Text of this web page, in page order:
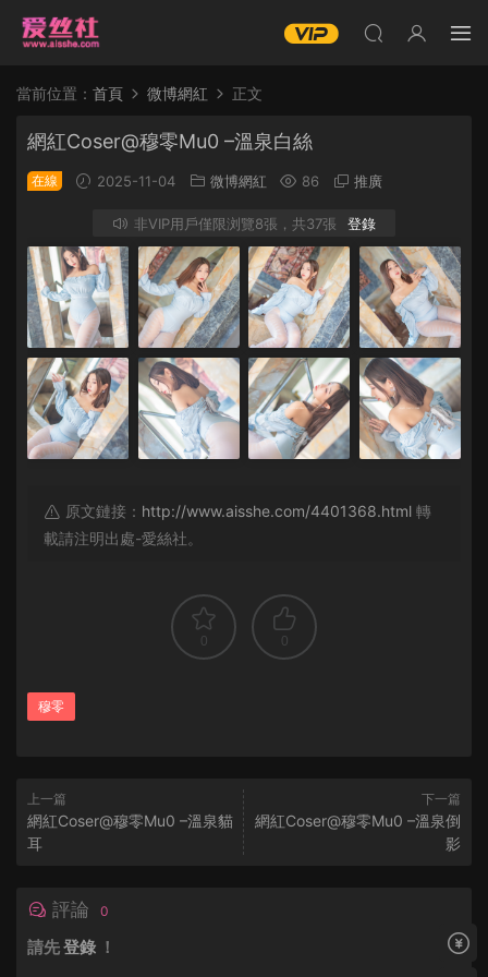
當前位置： 首頁 微博網紅 正文
網紅Coser@穆零Mu0 –溫泉白絲
在線 2025-11-04 微博網紅 86 推廣
非VIP用戶僅限浏覽8張，共37張 登錄
原文鏈接： http://www.aisshe.com/4401368.html 轉
載請注明出處-愛絲社。
0 0
穆零
上一篇
網紅Coser@穆零Mu0 –溫泉貓
耳
下一篇
網紅Coser@穆零Mu0 –溫泉倒
影
評論 0
請先登錄 ！